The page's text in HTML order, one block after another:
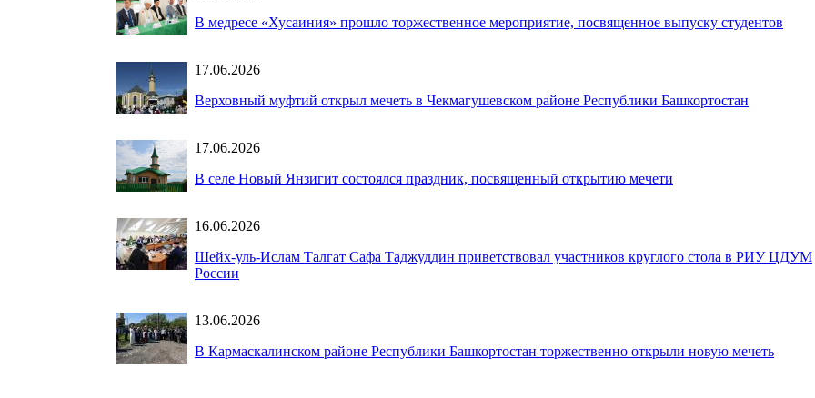
В медресе «Хусаиния» прошло торжественное мероприятие, посвященное выпуску студентов
17.06.2026
Верховный муфтий открыл мечеть в Чекмагушевском районе Республики Башкортостан
17.06.2026
В селе Новый Янзигит состоялся праздник, посвященный открытию мечети
16.06.2026
Шейх-уль-Ислам Талгат Сафа Таджуддин приветствовал участников круглого стола в РИУ ЦДУМ
России
13.06.2026
В Кармаскалинском районе Республики Башкортостан торжественно открыли новую мечеть